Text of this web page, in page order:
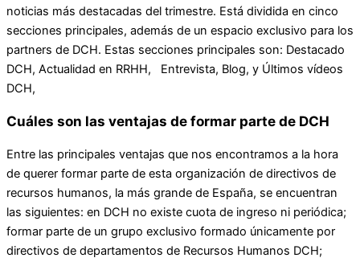
noticias más destacadas del trimestre. Está dividida en cinco
secciones principales, además de un espacio exclusivo para los
partners de DCH. Estas secciones principales son: Destacado
DCH, Actualidad en RRHH, Entrevista, Blog, y Últimos vídeos
DCH,
Cuáles son las ventajas de formar parte de DCH
Entre las principales ventajas que nos encontramos a la hora
de querer formar parte de esta organización de directivos de
recursos humanos, la más grande de España, se encuentran
las siguientes: en DCH no existe cuota de ingreso ni periódica;
formar parte de un grupo exclusivo formado únicamente por
directivos de departamentos de Recursos Humanos DCH;